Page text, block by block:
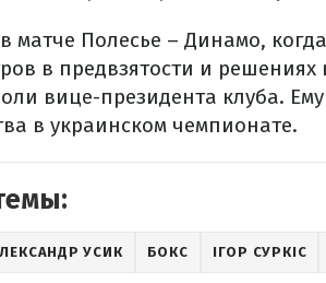
матче Полесье – Динамо,
в предвзятости и решениях
вице-президента клуба.
в украинском чемпионате.
УСИК БОКС ІГОР СУРКІС